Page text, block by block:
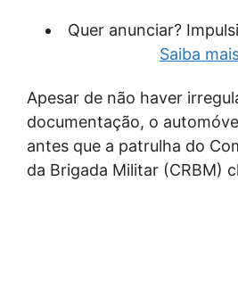
Quer anunciar?
Saiba
Apesar de não haver
documentação, o
antes que a patrulha do
da Brigada Militar (CRBM)